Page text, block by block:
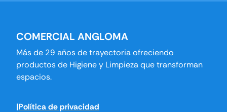
COMERCIAL ANGLOMA
Más de 29 años de trayectoria ofreciendo
productos de Higiene y Limpieza que transforman
espacios.
|Política de privacidad